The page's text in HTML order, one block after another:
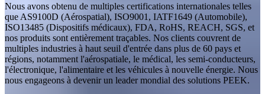
Nous avons obtenu de multiples certifications internationales telles
que AS9100D (Aérospatial), ISO9001, IATF1649 (Automobile),
ISO13485 (Dispositifs médicaux), FDA, RoHS, REACH, SGS, et
nos produits sont entièrement traçables. Nos clients couvrent de
multiples industries à haut seuil d'entrée dans plus de 60 pays et
régions, notamment l'aérospatiale, le médical, les semi-conducteurs,
l'électronique, l'alimentaire et les véhicules à nouvelle énergie. Nous
nous engageons à devenir un leader mondial des solutions PEEK.